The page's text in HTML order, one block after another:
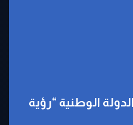
الوطنية “رؤية